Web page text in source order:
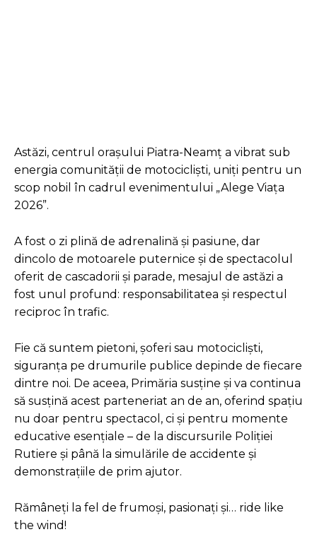
Astăzi, centrul orașului Piatra-Neamț a vibrat sub
energia comunității de motocicliști, uniți pentru un
scop nobil în cadrul evenimentului „Alege Viața
2026”.
A fost o zi plină de adrenalină și pasiune, dar
dincolo de motoarele puternice și de spectacolul
oferit de cascadorii și parade, mesajul de astăzi a
fost unul profund: responsabilitatea și respectul
reciproc în trafic.
Fie că suntem pietoni, șoferi sau motocicliști,
siguranța pe drumurile publice depinde de fiecare
dintre noi. De aceea, Primăria susține și va continua
să susțină acest parteneriat an de an, oferind spațiu
nu doar pentru spectacol, ci și pentru momente
educative esențiale – de la discursurile Poliției
Rutiere și până la simulările de accidente și
demonstrațiile de prim ajutor.
Rămâneți la fel de frumoși, pasionați și… ride like
the wind!